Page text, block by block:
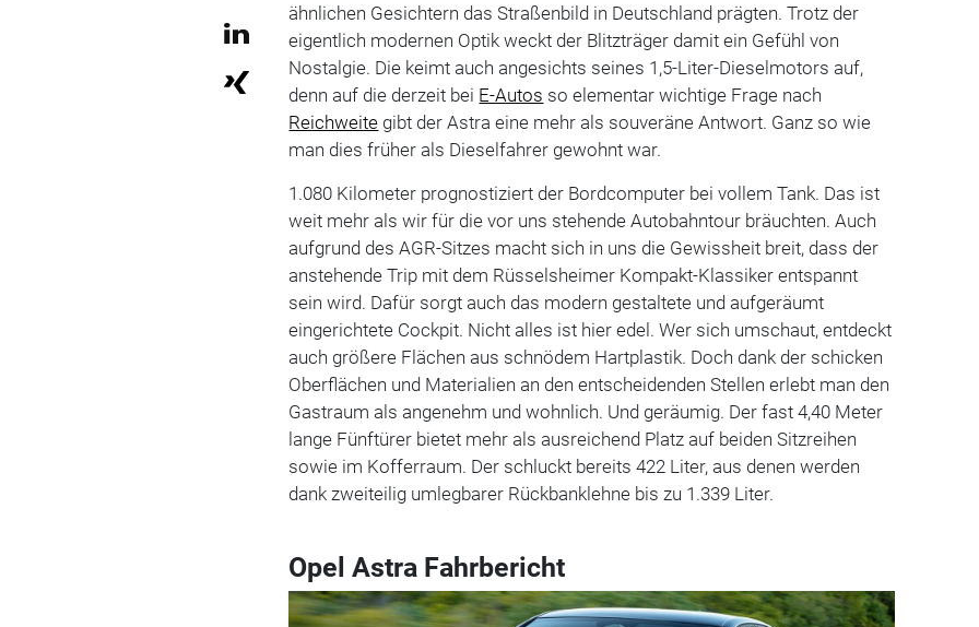
ähnlichen Gesichtern das Straßenbild in Deutschland prägten. Trotz der
eigentlich modernen Optik weckt der Blitzträger damit ein Gefühl von
Nostalgie. Die keimt auch angesichts seines 1,5-Liter-Dieselmotors auf,
denn auf die derzeit bei E-Autos so elementar wichtige Frage nach
Reichweite gibt der Astra eine mehr als souveräne Antwort. Ganz so wie
man dies früher als Dieselfahrer gewohnt war.
1.080 Kilometer prognostiziert der Bordcomputer bei vollem Tank. Das ist
weit mehr als wir für die vor uns stehende Autobahntour bräuchten. Auch
aufgrund des AGR-Sitzes macht sich in uns die Gewissheit breit, dass der
anstehende Trip mit dem Rüsselsheimer Kompakt-Klassiker entspannt
sein wird. Dafür sorgt auch das modern gestaltete und aufgeräumt
eingerichtete Cockpit. Nicht alles ist hier edel. Wer sich umschaut, entdeckt
auch größere Flächen aus schnödem Hartplastik. Doch dank der schicken
Oberflächen und Materialien an den entscheidenden Stellen erlebt man den
Gastraum als angenehm und wohnlich. Und geräumig. Der fast 4,40 Meter
lange Fünftürer bietet mehr als ausreichend Platz auf beiden Sitzreihen
sowie im Kofferraum. Der schluckt bereits 422 Liter, aus denen werden
dank zweiteilig umlegbarer Rückbanklehne bis zu 1.339 Liter.
Opel Astra Fahrbericht